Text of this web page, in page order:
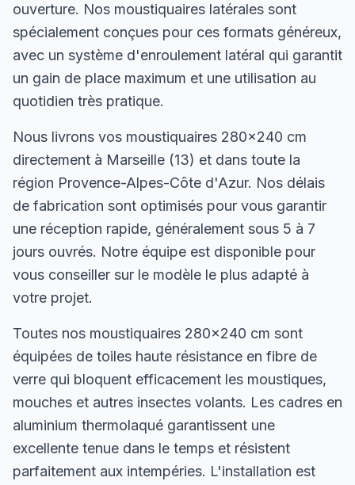
ouverture. Nos moustiquaires latérales sont
spécialement conçues pour ces formats généreux,
avec un système d'enroulement latéral qui garantit
un gain de place maximum et une utilisation au
quotidien très pratique.
Nous livrons vos moustiquaires 280×240 cm
directement à Marseille (13) et dans toute la
région Provence-Alpes-Côte d'Azur. Nos délais
de fabrication sont optimisés pour vous garantir
une réception rapide, généralement sous 5 à 7
jours ouvrés. Notre équipe est disponible pour
vous conseiller sur le modèle le plus adapté à
votre projet.
Toutes nos moustiquaires 280×240 cm sont
équipées de toiles haute résistance en fibre de
verre qui bloquent efficacement les moustiques,
mouches et autres insectes volants. Les cadres en
aluminium thermolaqué garantissent une
excellente tenue dans le temps et résistent
parfaitement aux intempéries. L'installation est